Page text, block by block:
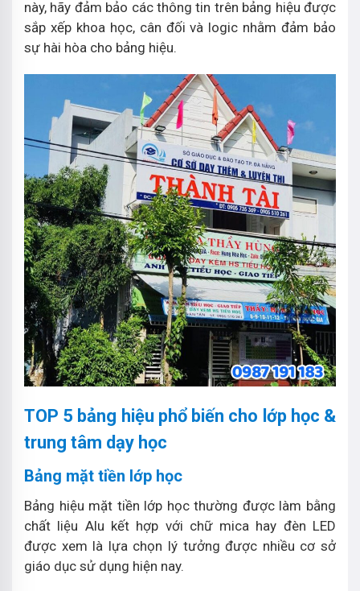
này, hãy đảm bảo các thông tin trên bảng hiệu được
sắp xếp khoa học, cân đối và logic nhằm đảm bảo
sự hài hòa cho bảng hiệu.
TOP 5 bảng hiệu phổ biến cho lớp học &
trung tâm dạy học
Bảng mặt tiền lớp học
Bảng hiệu mặt tiền lớp học thường được làm bằng
chất liệu Alu kết hợp với chữ mica hay đèn LED
được xem là lựa chọn lý tưởng được nhiều cơ sở
giáo dục sử dụng hiện nay.